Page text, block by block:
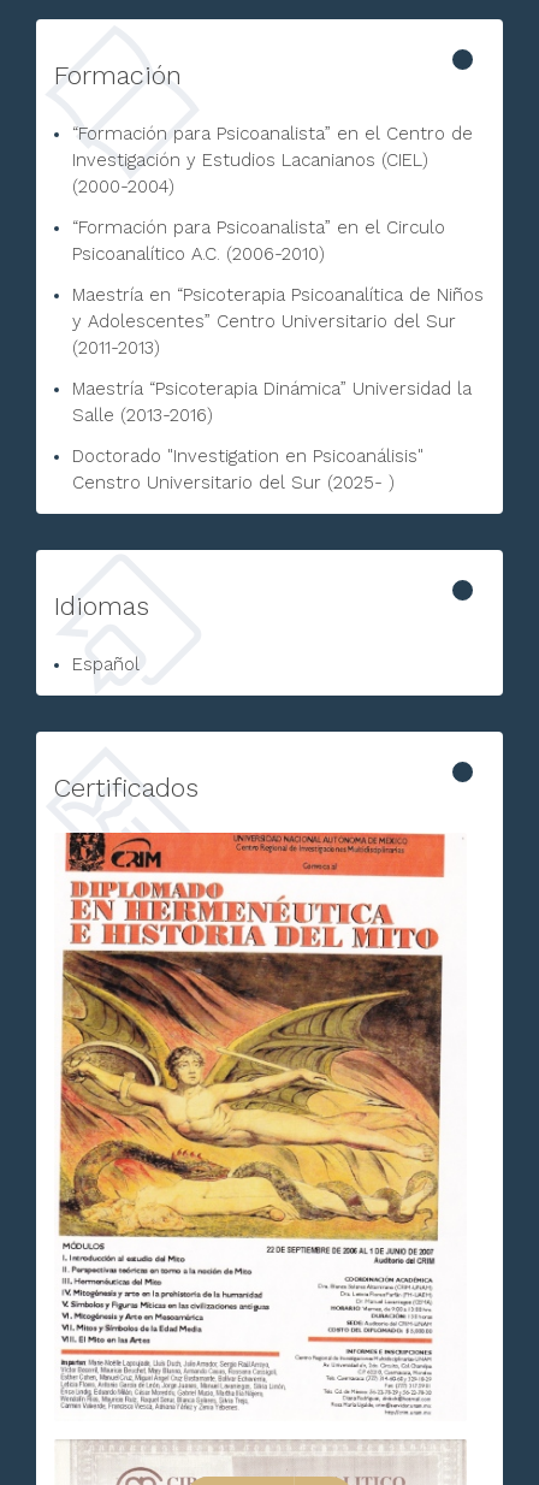
Formación
“Formación para Psicoanalista” en el Centro de
Investigación y Estudios Lacanianos (CIEL)
(2000-2004)
“Formación para Psicoanalista” en el Circulo
Psicoanalítico A.C. (2006-2010)
Maestría en “Psicoterapia Psicoanalítica de Niños
y Adolescentes” Centro Universitario del Sur
(2011-2013)
Maestría “Psicoterapia Dinámica” Universidad la
Salle (2013-2016)
Doctorado "Investigation en Psicoanálisis"
Censtro Universitario del Sur (2025- )
Idiomas
Español
Certificados